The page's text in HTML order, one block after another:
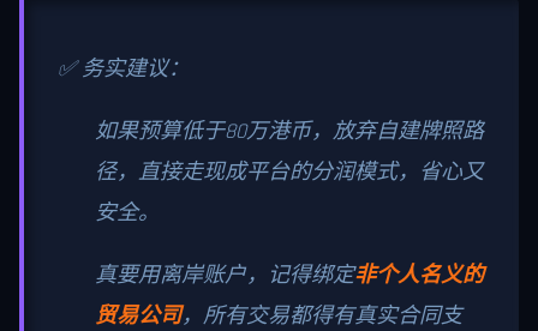
✅ 务实建议：
如果预算低于80万港币，放弃自建牌照路
径，直接走现成平台的分润模式，省心又
安全。
真要用离岸账户，记得绑定非个人名义的
贸易公司，所有交易都得有真实合同支